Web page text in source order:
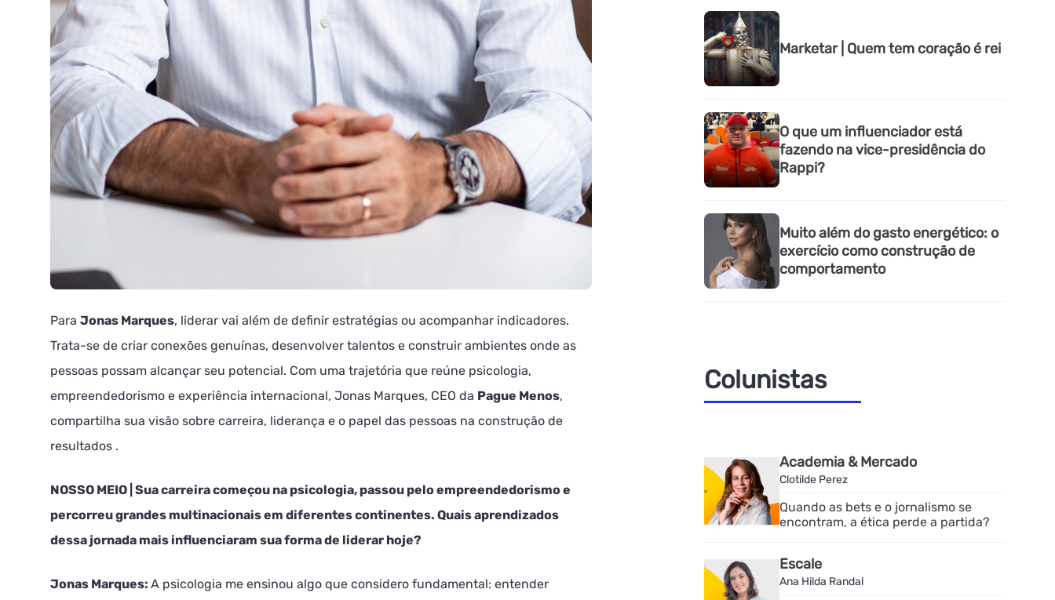
Para Jonas Marques, liderar vai além de definir estratégias ou acompanhar indicadores.
Trata-se de criar conexões genuínas, desenvolver talentos e construir ambientes onde as
pessoas possam alcançar seu potencial. Com uma trajetória que reúne psicologia,
empreendedorismo e experiência internacional, Jonas Marques, CEO da Pague Menos,
compartilha sua visão sobre carreira, liderança e o papel das pessoas na construção de
resultados .
NOSSO MEIO | Sua carreira começou na psicologia, passou pelo empreendedorismo e
percorreu grandes multinacionais em diferentes continentes. Quais aprendizados
dessa jornada mais influenciaram sua forma de liderar hoje?
Jonas Marques: A psicologia me ensinou algo que considero fundamental: entender
Marketar | Quem tem coração é rei
O que um influenciador está
fazendo na vice-presidência do
Rappi?
Muito além do gasto energético: o
exercício como construção de
comportamento
Colunistas
Academia & Mercado
Clotilde Perez
Quando as bets e o jornalismo se
encontram, a ética perde a partida?
Escale
Ana Hilda Randal